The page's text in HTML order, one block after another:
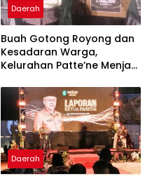
Daerah
Buah Gotong Royong dan
Kesadaran Warga,
Kelurahan Patte’ne Menjadi
2026
Daerah